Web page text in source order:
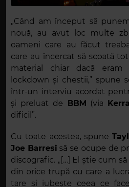
„Când am început să
nouă, au avut loc multe
oameni care au făcut
care au încercat să scoată
material chiar dacă
lockdown și chestii,” spune
într-un interviu acordat
și preluat de
BBM (via
dificil”.
Cu toate acestea, spune
Joe Barresi să se ocupe de
discografic. „[… ] El știe cum
din orice trupă cu care a
tare și iubește ceea ce